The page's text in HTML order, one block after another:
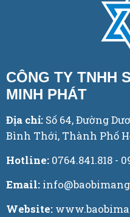
CÔNG TY TNHH
MINH PHÁT
Địa chỉ: Số 64, Đường
Bình Thới, Thành Phố
Hotline: 0764.841.818 -
Email:
Website: